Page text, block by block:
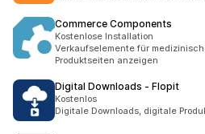
Commerce Components
Kostenlose Installation
Verkaufselemente für
Produktseiten anzeigen
Digital Downloads ‑ Flopit
Kostenlos
Digitale Downloads, digitale